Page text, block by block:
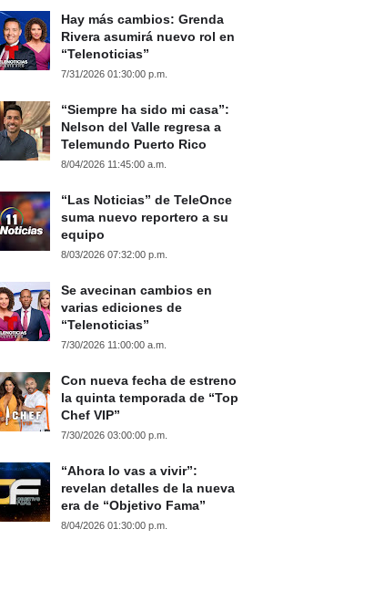
Hay más cambios: Grenda
Rivera asumirá nuevo rol en
“Telenoticias”
7/31/2026 01:30:00 p.m.
“Siempre ha sido mi casa”:
Nelson del Valle regresa a
Telemundo Puerto Rico
8/04/2026 11:45:00 a.m.
“Las Noticias” de TeleOnce
suma nuevo reportero a su
equipo
8/03/2026 07:32:00 p.m.
Se avecinan cambios en
varias ediciones de
“Telenoticias”
7/30/2026 11:00:00 a.m.
Con nueva fecha de estreno
la quinta temporada de “Top
Chef VIP”
7/30/2026 03:00:00 p.m.
“Ahora lo vas a vivir”:
revelan detalles de la nueva
era de “Objetivo Fama”
8/04/2026 01:30:00 p.m.